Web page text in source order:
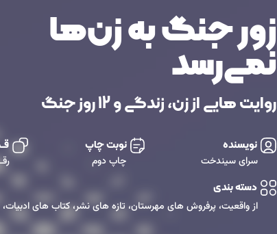
زور جنگ به زن‌ها
نمی‌رسد
روایت هایی از زن، زندگی و 12 روز جنگ
نویسنده
سرای سیندخت
نوبت چاپ
چاپ دوم
دسته بندی
از واقعیت، پرفروش های مهرستان، تازه های نشر،کتاب های ادبیات،